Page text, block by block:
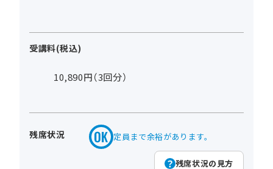
受講料(税込)
10,890円（3回分）
残席状況 定員まで余裕があります。
残席状況の見方